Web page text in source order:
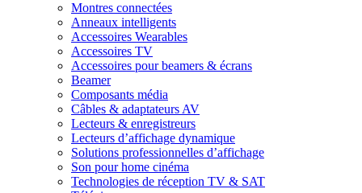
Montres connectées
Anneaux intelligents
Accessoires Wearables
Accessoires TV
Accessoires pour beamers & écrans
Beamer
Composants média
Câbles & adaptateurs AV
Lecteurs & enregistreurs
Lecteurs d’affichage dynamique
Solutions professionnelles d’affichage
Son pour home cinéma
Technologies de réception TV & SAT